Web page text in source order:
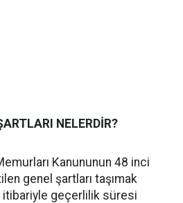
NELERDİR?
Kanununun 48 inci
genel şartları taşımak
itibariyle geçerlilik süresi